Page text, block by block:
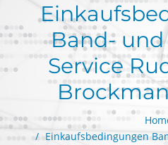
Band-
Service
Einkaufsbedingungen